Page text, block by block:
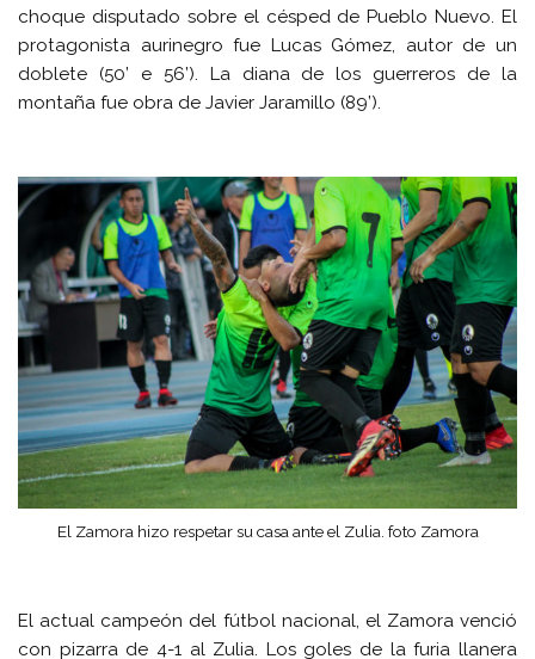
choque disputado sobre el césped de Pueblo Nuevo. El
protagonista aurinegro fue Lucas Gómez, autor de un
doblete (50’ e 56’). La diana de los guerreros de la
montaña fue obra de Javier Jaramillo (89’).
El Zamora hizo respetar su casa ante el Zulia. foto Zamora
El actual campeón del fútbol nacional, el Zamora venció
con pizarra de 4-1 al Zulia. Los goles de la furia llanera